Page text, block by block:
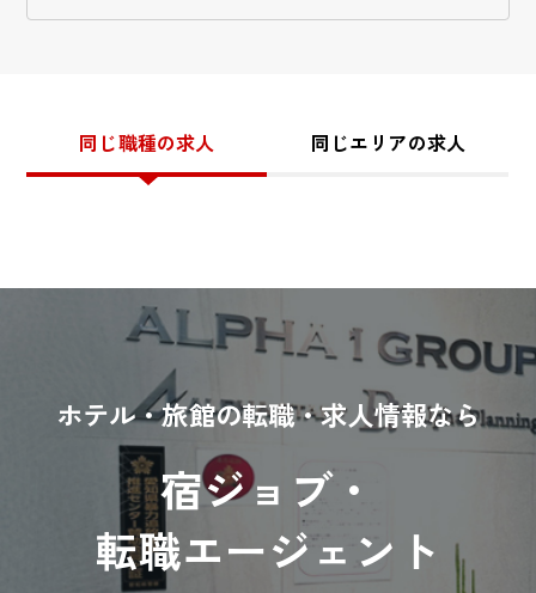
同じ職種の求人 同じエリアの求人
ホテル・旅館の転職・求人情報なら
宿ジョブ・
転職エージェント